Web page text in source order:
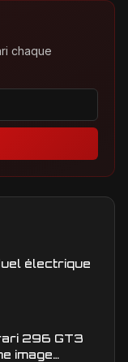
chaque
électrique
296 GT3
image